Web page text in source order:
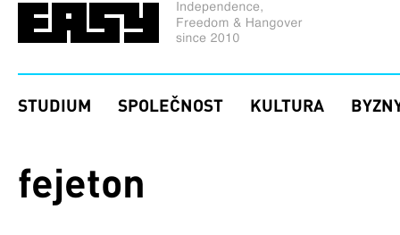
STUDIUM SPOLEČNOST KULTURA
fejeton